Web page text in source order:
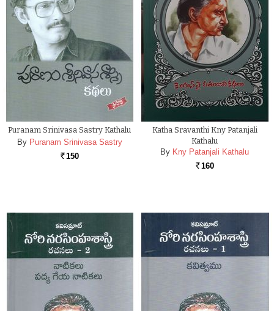
Puranam Srinivasa Sastry Kathalu
By Puranam Srinivasa Sastry
Rs. 150
Katha Sravanthi Kny Patanjali
Kathalu
By Kny Patanjali Kathalu
Rs. 160